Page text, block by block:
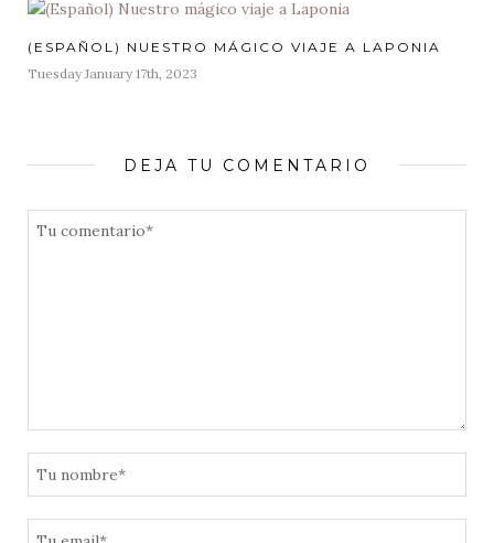
(ESPAÑOL) NUESTRO MÁGICO VIAJE A LAPONIA
Posted
Tuesday January 17th, 2023
DEJA TU COMENTARIO